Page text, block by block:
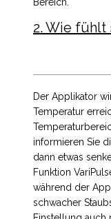
2. Wie fühlt
Der Applikator
Temperatur
informieren Sie
dann etwas
Funktion
während der
schwacher